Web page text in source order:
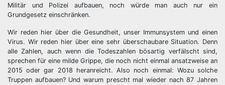
Militär und Polizei aufbauen, noch würde man auch nur ein
Grundgesetz einschränken.
Wir reden hier über die Gesundheit, unser Immunsystem und einen
Virus. Wir reden hier über eine sehr überschaubare Situation. Denn
alle Zahlen, auch wenn die Todeszahlen bösartig verfälscht sind,
sprechen für eine milde Grippe, die noch nicht einmal ansatzweise an
2015 oder gar 2018 heranreicht. Also noch einmal: Wozu solche
Truppen aufbauen? Und warum prescht mal wieder nach 87 Jahren